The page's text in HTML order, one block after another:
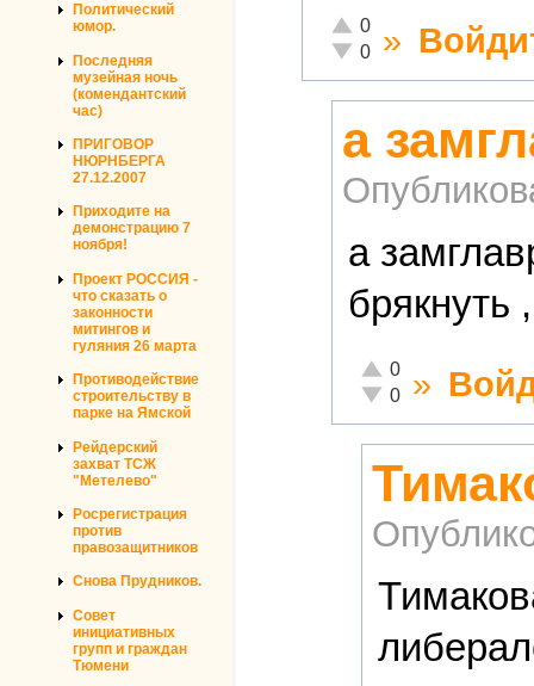
Политический
юмор.
Последняя
музейная ночь
(комендантский
час)
ПРИГОВОР
НЮРНБЕРГА
27.12.2007
Приходите на
демонстрацию 7
ноября!
Проект РОССИЯ -
что сказать о
законности
митингов и
гуляния 26 марта
Противодействие
строительству в
парке на Ямской
Рейдерский
захват ТСЖ
"Метелево"
Росрегистрация
против
правозащитников
Снова Прудников.
Совет
инициативных
групп и граждан
Тюмени
Отлично!
0
Неадекватно!
0 »
а
а
брякнуть
Отлично!
0
Неадекватно!
0 »